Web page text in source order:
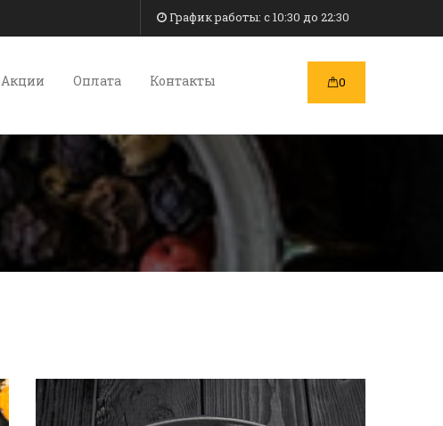
График работы: c 10:30 до 22:30
Акции Оплата Контакты 0